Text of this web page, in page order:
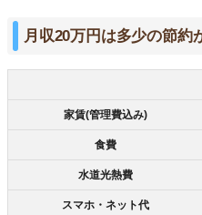
月収20万円は多少の節約
家賃(管理費込み)
食費
水道光熱費
スマホ・ネット代